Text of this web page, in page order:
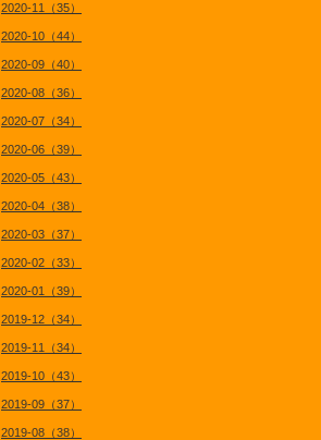
2020-11（35）
2020-10（44）
2020-09（40）
2020-08（36）
2020-07（34）
2020-06（39）
2020-05（43）
2020-04（38）
2020-03（37）
2020-02（33）
2020-01（39）
2019-12（34）
2019-11（34）
2019-10（43）
2019-09（37）
2019-08（38）